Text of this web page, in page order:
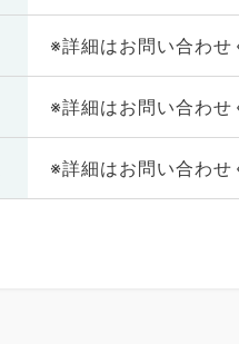
※詳細はお問い合わせ
※詳細はお問い合わせ
※詳細はお問い合わせ